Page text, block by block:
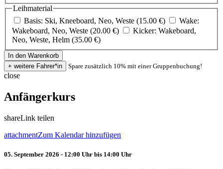
Leihmaterial
Basis: Ski, Kneeboard, Neo, Weste (15.00 €)
Wake:
Wakeboard, Neo, Weste (20.00 €)
Kicker: Wakeboard,
Neo, Weste, Helm (35.00 €)
Spare zusätzlich 10% mit einer Gruppenbuchung!
close
Anfängerkurs
shareLink teilen
attachmentZum Kalendar hinzufügen
05. September 2026 - 12:00 Uhr bis 14:00 Uhr